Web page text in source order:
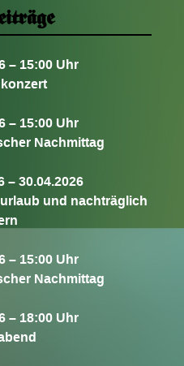
– 15:00 Uhr
– 15:00 Uhr
Nachmittag
– 30.04.2026
und nachträglich
– 15:00 Uhr
Nachmittag
– 18:00 Uhr